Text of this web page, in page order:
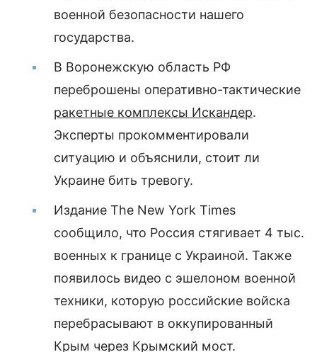
военной безопасности нашего
государства.
В Воронежскую область РФ
переброшены оперативно-тактические
ракетные комплексы Искандер.
Эксперты прокомментировали
ситуацию и объяснили, стоит ли
Украине бить тревогу.
Издание The New York Times
сообщило, что Россия стягивает 4 тыс.
военных к границе с Украиной. Также
появилось видео с эшелоном военной
техники, которую российские войска
перебрасывают в оккупированный
Крым через Крымский мост.